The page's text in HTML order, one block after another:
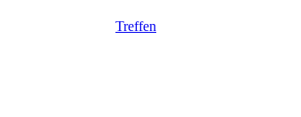
Treffen